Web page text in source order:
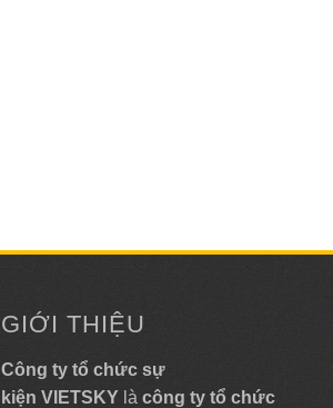
GIỚI THIỆU
Công ty tổ chức sự
kiện VIETSKY làcông ty tổ chức